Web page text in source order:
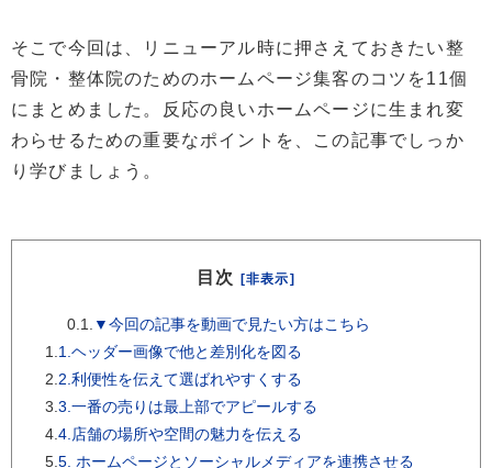
そこで今回は、リニューアル時に押さえておきたい整
骨院・整体院のためのホームページ集客のコツを11個
にまとめました。反応の良いホームページに生まれ変
わらせるための重要なポイントを、この記事でしっか
り学びましょう。
目次 [非表示]
0.1.
▼今回の記事を動画で見たい方はこちら
1. 1.ヘッダー画像で他と差別化を図る
2. 2.利便性を伝えて選ばれやすくする
3. 3.一番の売りは最上部でアピールする
4. 4.店舗の場所や空間の魅力を伝える
5. 5. ホームページとソーシャルメディアを連携させる